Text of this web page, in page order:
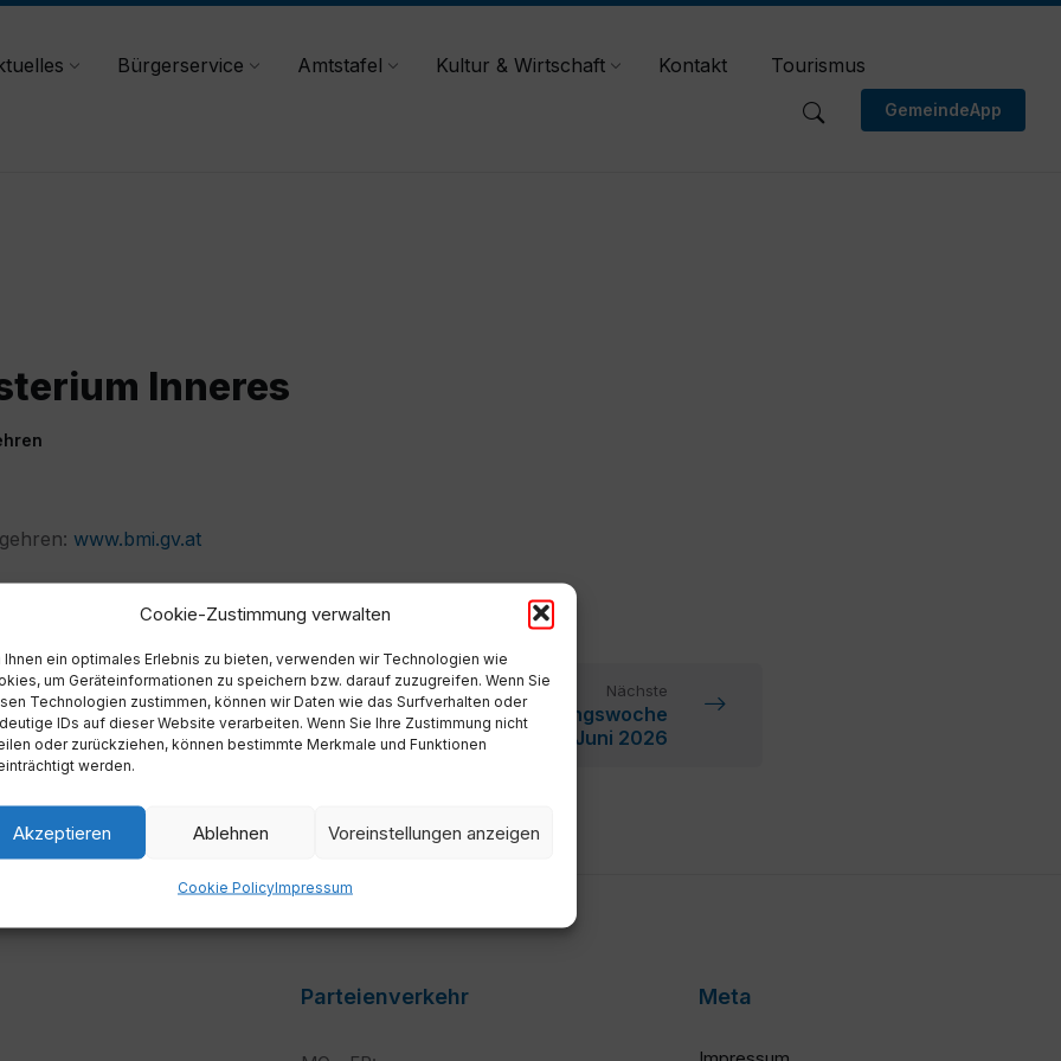
Cookie-Zustimmung verwalten
Ihnen ein optimales Erlebnis zu bieten, verwenden wir Technologien wie
um Geräteinformationen zu speichern bzw. darauf zuzugreifen. Wenn Sie
Technologien zustimmen, können wir Daten wie das Surfverhalten oder
IDs auf dieser Website verarbeiten. Wenn Sie Ihre Zustimmung nicht
oder zurückziehen, können bestimmte Merkmale und Funktionen
werden.
Akzeptieren Ablehnen Voreinstellungen anzeigen
Cookie PolicyImpressum
Bürgerservice Amtstafel Kultur & Wirtschaft Kontakt Tourismus
GemeindeApp
Inneres
www.bmi.gv.at
25.06.2026
Nächste
Volksbegehren - Eintragungswoche
15. bis 22. Juni 2026
Parteienverkehr Meta